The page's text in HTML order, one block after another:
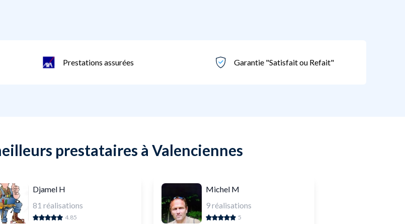
Prestations assurées Garantie "Satisfait ou Refait"
prestataires à Valenciennes
Djamel H
81 réalisations
4.85
Michel M
9réalisations
5